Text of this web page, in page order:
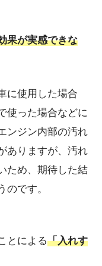
果が実感できな
に使用した場合
使った場合などに
ンジン内部の汚れ
ありますが、汚れ
ため、期待した結
です。
とによる「入れす